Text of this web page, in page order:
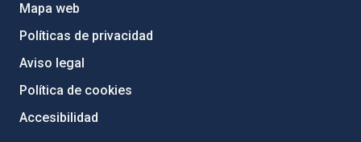
Mapa web
Políticas de privacidad
Aviso legal
Política de cookies
Accesibilidad